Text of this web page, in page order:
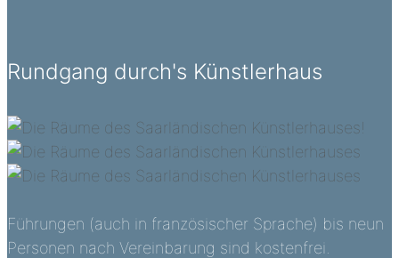
Rundgang durch's Künstlerhaus
Führungen (auch in französischer Sprache) bis neun
Personen nach Vereinbarung sind kostenfrei.